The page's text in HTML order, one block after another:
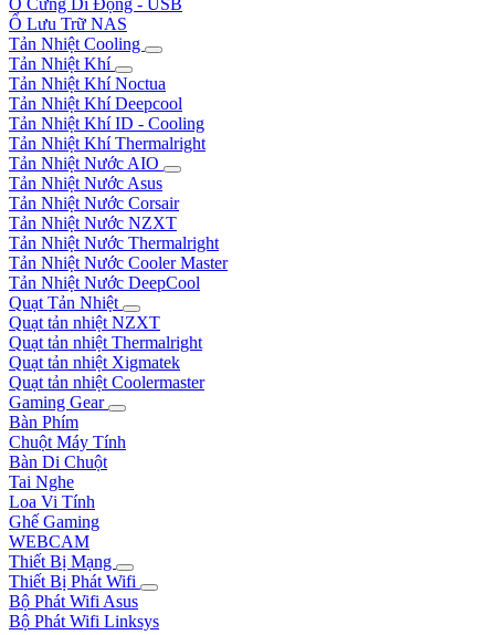
Ổ Cứng Di Động - USB
Ổ Lưu Trữ NAS
Tản Nhiệt Cooling
Tản Nhiệt Khí
Tản Nhiệt Khí Noctua
Tản Nhiệt Khí Deepcool
Tản Nhiệt Khí ID - Cooling
Tản Nhiệt Khí Thermalright
Tản Nhiệt Nước AIO
Tản Nhiệt Nước Asus
Tản Nhiệt Nước Corsair
Tản Nhiệt Nước NZXT
Tản Nhiệt Nước Thermalright
Tản Nhiệt Nước Cooler Master
Tản Nhiệt Nước DeepCool
Quạt Tản Nhiệt
Quạt tản nhiệt NZXT
Quạt tản nhiệt Thermalright
Quạt tản nhiệt Xigmatek
Quạt tản nhiệt Coolermaster
Gaming Gear
Bàn Phím
Chuột Máy Tính
Bàn Di Chuột
Tai Nghe
Loa Vi Tính
Ghế Gaming
WEBCAM
Thiết Bị Mạng
Thiết Bị Phát Wifi
Bộ Phát Wifi Asus
Bộ Phát Wifi Linksys